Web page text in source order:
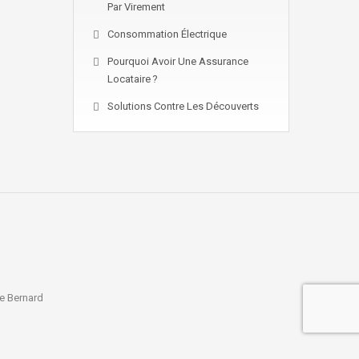
Par Virement
Consommation Électrique
Pourquoi Avoir Une Assurance
Locataire ?
Solutions Contre Les Découverts